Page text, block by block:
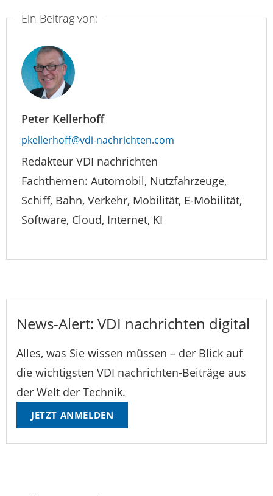
Ein Beitrag von:
Peter Kellerhoff
pkellerhoff@vdi-nachrichten.com
Redakteur VDI nachrichten
Fachthemen: Automobil, Nutzfahrzeuge,
Schiff, Bahn, Verkehr, Mobilität, E-Mobilität,
Software, Cloud, Internet, KI
News-Alert: VDI nachrichten digital
Alles, was Sie wissen müssen – der Blick auf
die wichtigsten VDI nachrichten-Beiträge aus
der Welt der Technik.
JETZT ANMELDEN